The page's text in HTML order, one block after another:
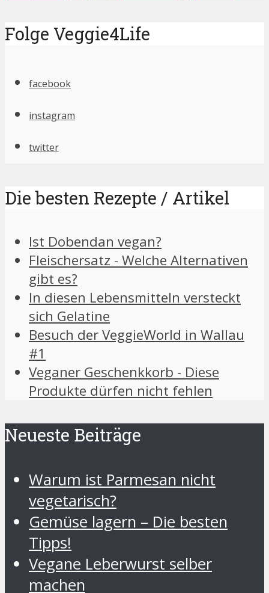
Folge Veggie4Life
facebook
instagram
twitter
Die besten Rezepte / Artikel
Ist Dobendan vegan?
Fleischersatz - Welche Alternativen
gibt es?
In diesen Lebensmitteln versteckt
sich Gelatine
Besuch der VeggieWorld in Wallau
#1
Veganer Geschenkkorb - Diese
Produkte dürfen nicht fehlen
Neueste Beiträge
Warum ist Parmesan nicht
vegetarisch?
Gemüse lagern – Die besten
Tipps!
Vegane Leberwurst selber
machen